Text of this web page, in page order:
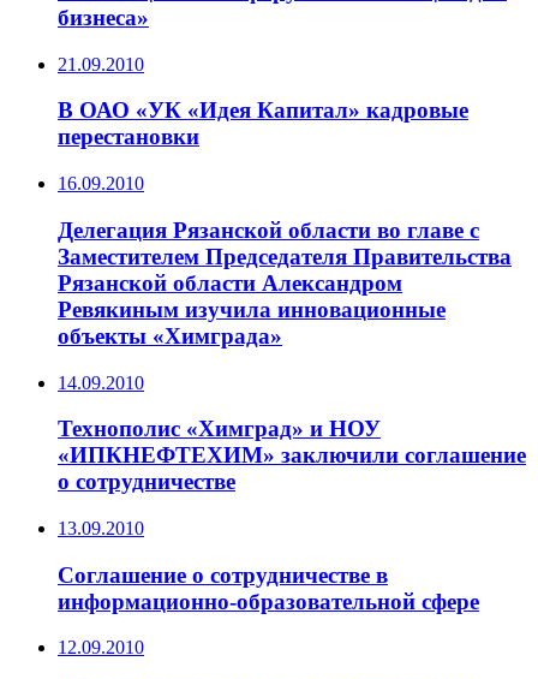
бизнеса»
21.09.2010
В ОАО «УК «Идея Капитал» кадровые
перестановки
16.09.2010
Делегация Рязанской области во главе с
Заместителем Председателя Правительства
Рязанской области Александром
Ревякиным изучила инновационные
объекты «Химграда»
14.09.2010
Технополис «Химград» и НОУ
«ИПКНЕФТЕХИМ» заключили соглашение
о сотрудничестве
13.09.2010
Соглашение о сотрудничестве в
информационно-образовательной сфере
12.09.2010